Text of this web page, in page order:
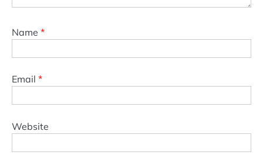
Name *
Email *
Website